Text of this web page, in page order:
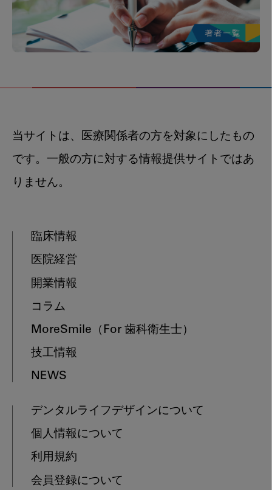
当サイトは、医療関係者の方を対象にしたもの
です。一般の方に対する情報提供サイトではあ
りません。
臨床情報
医院経営
開業情報
コラム
MoreSmile （For 歯科衛生士）
技工情報
NEWS
デンタルライフデザインについて
個人情報について
利用規約
会員登録について